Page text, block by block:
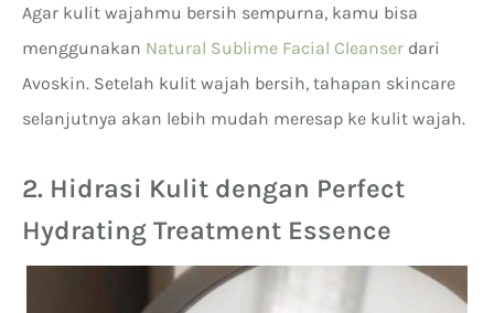
Agar kulit wajahmu bersih sempurna, kamu bisa
menggunakan Natural Sublime Facial Cleanser dari
Avoskin. Setelah kulit wajah bersih, tahapan skincare
selanjutnya akan lebih mudah meresap ke kulit wajah.
2. Hidrasi Kulit dengan Perfect
Hydrating Treatment Essence